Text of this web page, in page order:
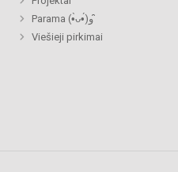
Parama (•̀ᴗ•́)و ̑̑
Viešieji pirkimai